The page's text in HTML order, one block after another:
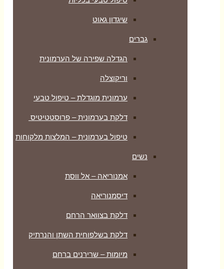
שיגדון גאוט
גברים
הגדלה שפירה של הערמונית
וריקוצלה
ערמונית מוגדלת – טיפול טבעי
דלקת בערמונית – פרוסטטיטיס
טיפול בערמונית – המלצות מלקוחות
נשים
אמנוריאה – אל ווסת
דיסמנוריאה
דלקת בצוואר הרחם
דלקת בשלפוחית השתן והנרתיק
מיומות – שרירנים ברחם